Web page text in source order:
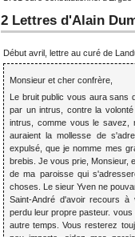
2 Lettres d'Alain
Début avril, lettre au curé de
Monsieur et cher confrère,
Le bruit public vous aura
par un intrus, contre la
intrus, comme vous le savez,
auraient la mollesse de
expulsé, que je nomme mes
brebis. Je vous prie, Monsieur,
de ma paroisse qui
choses. Le sieur Yven ne
Saint-André d'avoir recours
perdu leur propre pasteur.
autre temps. Vous resterez